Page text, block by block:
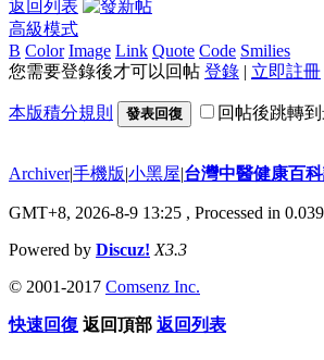
返回列表
高級模式
B Color Image Link Quote Code Smilies
您需要登錄後才可以回帖 登錄 | 立即註冊
本版積分規則 發表回復 回帖後跳轉
Archiver|手機版|小黑屋|台灣中醫健康百
GMT+8, 2026-8-9 13:25 , Processed in
Powered by Discuz! X3.3
© 2001-2017 Comsenz Inc.
快速回復 返回頂部 返回列表